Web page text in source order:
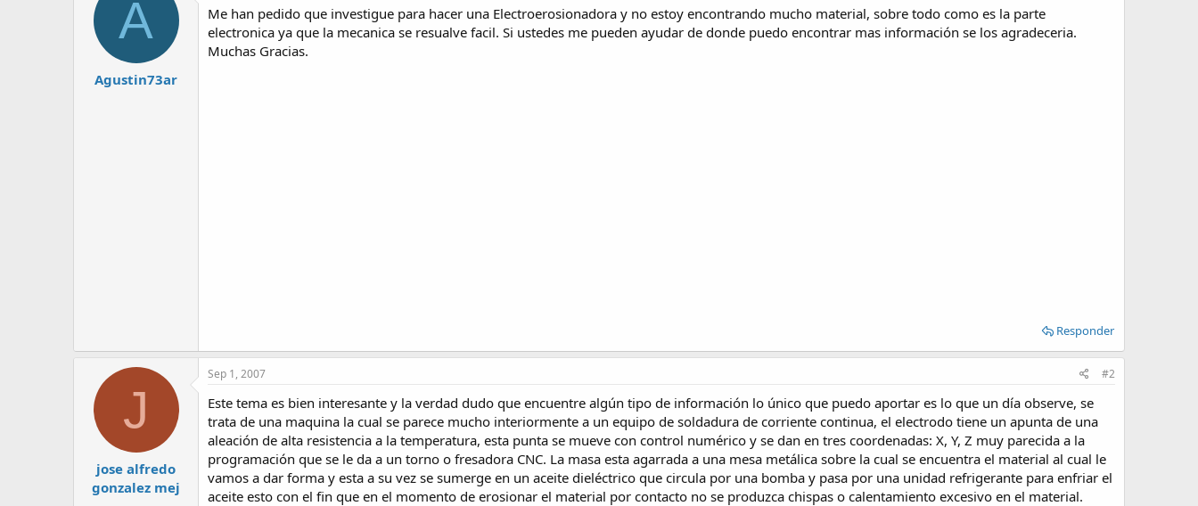
n
c
A
Agustin73ar
Me han pedido que investigue para hacer una Electroerosionadora y no estoy encontrando mucho material, sobre todo como es la parte
electronica ya que la mecanica se resualve facil. Si ustedes me pueden ayudar de donde puedo encontrar mas información se los agradeceria.
Muchas Gracias.
Responder
J
jose alfredo
gonzalez mej
Sep 1, 2007 #2
Este tema es bien interesante y la verdad dudo que encuentre algún tipo de información lo único que puedo aportar es lo que un día observe, se
trata de una maquina la cual se parece mucho interiormente a un equipo de soldadura de corriente continua, el electrodo tiene un apunta de una
aleación de alta resistencia a la temperatura, esta punta se mueve con control numérico y se dan en tres coordenadas: X, Y, Z muy parecida a la
programación que se le da a un torno o fresadora CNC. La masa esta agarrada a una mesa metálica sobre la cual se encuentra el material al cual le
vamos a dar forma y esta a su vez se sumerge en un aceite dieléctrico que circula por una bomba y pasa por una unidad refrigerante para enfriar el
aceite esto con el fin que en el momento de erosionar el material por contacto no se produzca chispas o calentamiento excesivo en el material.